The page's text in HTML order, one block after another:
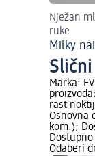
Nježan
ruke
Milky
Marka:
rast
Osnovna
kom.);
Odaberi